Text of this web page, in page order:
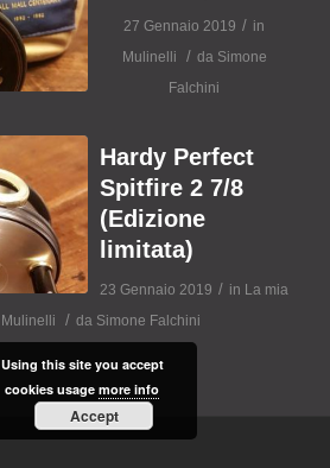
27 Gennaio 2019 / in
Mulinelli
/ da Simone
Falchini
Hardy Perfect
Spitfire 2 7/8
(Edizione
limitata)
23 Gennaio 2019 / in La mia
Mulinelli / da Simone Falchini
Using this site you accept
cookies usage more info
Accept